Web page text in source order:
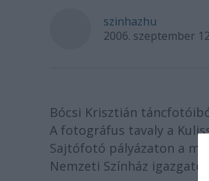
szinhazhu
2006. szeptember
Bócsi Krisztián
A fotográfus tavaly a
Sajtófotó pályázaton a
Nemzeti Színház